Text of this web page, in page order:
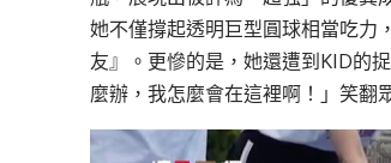
她不僅撐起透明巨型圓球相當吃力
友』。更慘的是，她還遭到KID的
麼辦，我怎麼會在這裡啊！」笑翻